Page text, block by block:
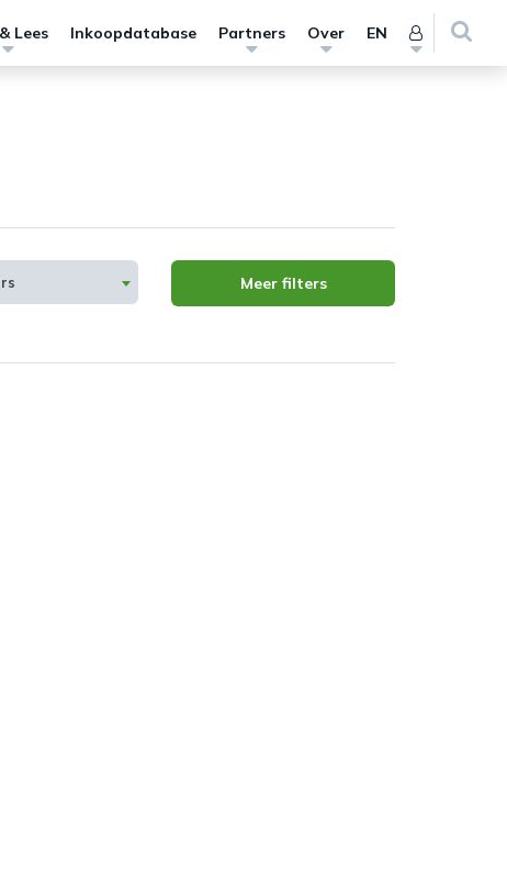
Lees Inkoopdatabase Partners Over EN
Meer filters